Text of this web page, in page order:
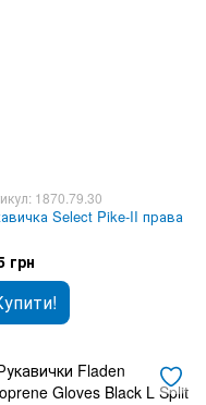
1870.79.30
Select Pike-II права
грн